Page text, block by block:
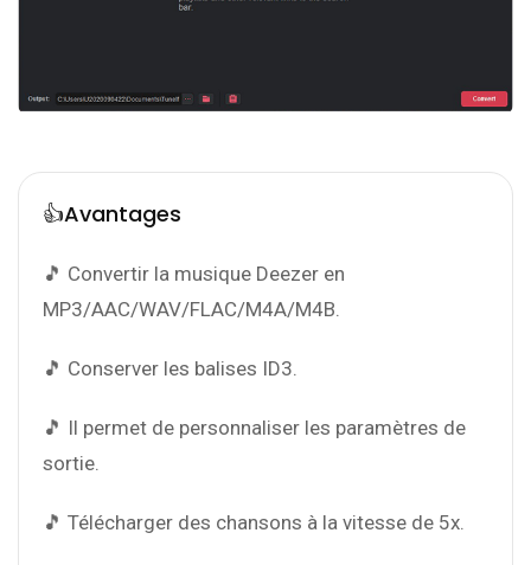
👍Avantages
🎵 Convertir la musique Deezer en
MP3/AAC/WAV/FLAC/M4A/M4B.
🎵 Conserver les balises ID3.
🎵 Il permet de personnaliser les paramètres de
sortie.
🎵 Télécharger des chansons à la vitesse de 5x.